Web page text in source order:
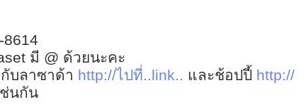
8614
มี @ ด้วยนะคะ
บลาซาด้า http://ไปที่..link.. และช้อปปี้ http://
นกัน